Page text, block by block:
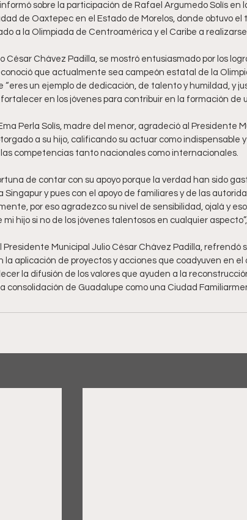
sobre la participación de Rafael Argumedo Solís en
de Oaxtepec en el Estado de Morelos, donde obtuvo el
a la Olimpiada de Centroamérica y el Caribe a
César Chávez Padilla, se mostró entusiasmado por los
que actualmente sea campeón estatal de la
“eres un ejemplo de dedicación, de talento y humildad, y
en los jóvenes para contribuir en la formación de
Perla Solís, madre del menor, agradeció al Presidente
a su hijo, calificando su actuar como
competencias tanto nacionales como internacionales.
de contar con su apoyo porque la verdad han sido
Singapur y pues con el apoyo de familiares y de las
por eso agradezco su nivel de sensibilidad, ojalá y
hijo si no de los jóvenes talentosos en cualquier
Presidente Municipal Julio César Chávez Padilla, refrendó
la aplicación de proyectos y acciones que coadyuven en
la difusión de los valores que ayuden a la
consolidación de Guadalupe como una Ciudad